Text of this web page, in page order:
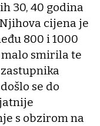
30, 40 godina
cijena je
800 i 1000
malo smirila te
se do
s obzirom na